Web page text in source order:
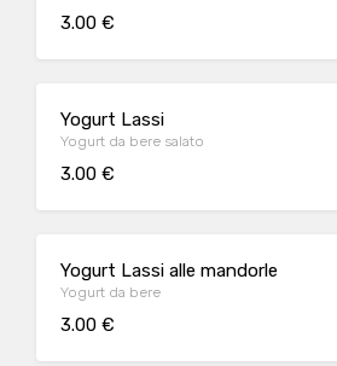
3.00 €
Yogurt Lassi
Yogurt da bere salato
3.00 €
Yogurt Lassi alle mandorle
Yogurt da bere
3.00 €